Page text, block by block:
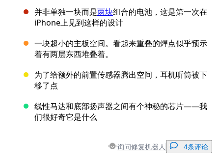
并非单独一块而是两块组合的电池，这是第一次在
iPhone上见到这样的设计
一块超小的主板空间。看起来重叠的焊点似乎预示
着有两层东西堆叠着。
为了给额外的前置传感器腾出空间，耳机听筒被下
移了点
线性马达和底部扬声器之间有个神秘的芯片——我
们很好奇它是什么
询问修复机器人 4条评论